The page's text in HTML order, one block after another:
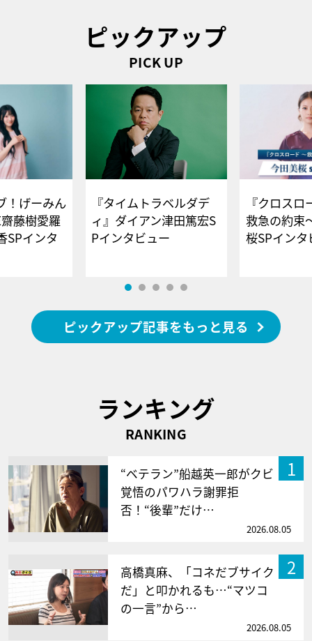
ピックアップ
PICK UP
！げーみん
藤樹愛羅
SPインタ
『タイムトラベルダデ
ィ』ダイアン津田篤宏S
Pインタビュー
『クロス
救急の約束
桜SPイ
ピックアップ記事をもっと見る
ランキング
RANKING
1
“ベテラン”船越英一郎がクビ
覚悟のパワハラ謝罪拒
否！“後輩”だけ…
2026.08.05
2
高橋真麻、「コネだブサイク
だ」と叩かれるも…“マツコ
の一言”から…
2026.08.05